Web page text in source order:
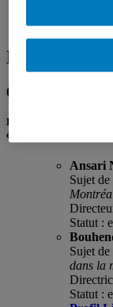
Devenir
Membres
(Page en
Étudiants membres de
études urbaines INRS-
Ansari
Sujet
Statut :
Sujet
dans la
Statut :